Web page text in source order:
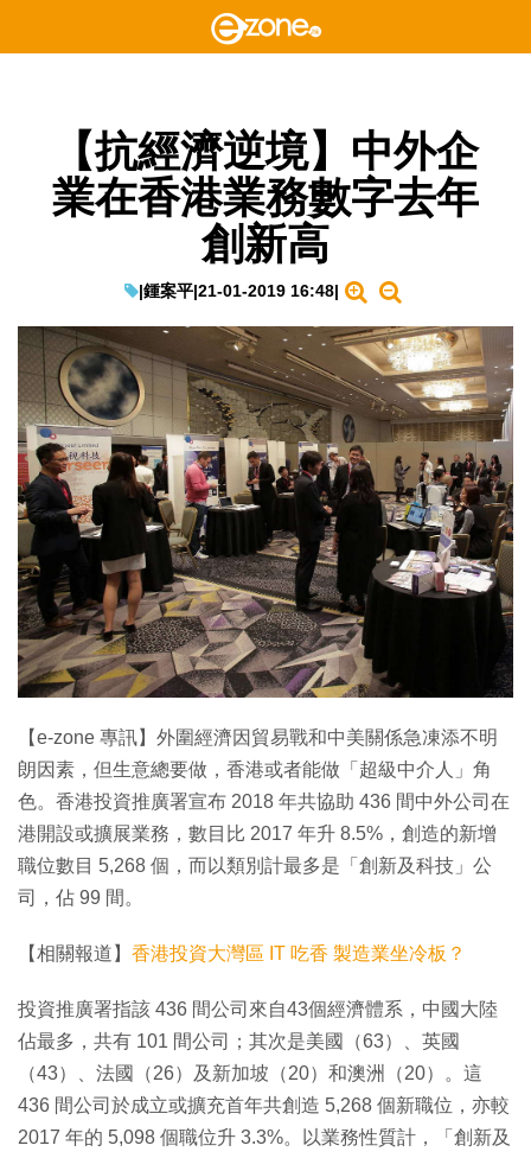
【抗經濟逆境】中外企
業在香港業務數字去年
創新高
|鍾案平|21-01-2019 16:48|
【e-zone 專訊】外圍經濟因貿易戰和中美關係急凍添不明
朗因素，但生意總要做，香港或者能做「超級中介人」角
色。香港投資推廣署宣布 2018 年共協助 436 間中外公司在
港開設或擴展業務，數目比 2017 年升 8.5%，創造的新增
職位數目 5,268 個，而以類別計最多是「創新及科技」公
司，佔 99 間。
【相關報道】 香港投資大灣區 IT 吃香 製造業坐冷板？
投資推廣署指該 436 間公司來自43個經濟體系，中國大陸
佔最多，共有 101 間公司；其次是美國（63）、英國
（43）、法國（26）及新加坡（20）和澳洲（20）。這
436 間公司於成立或擴充首年共創造 5,268 個新職位，亦較
2017 年的 5,098 個職位升 3.3%。以業務性質計，「創新及